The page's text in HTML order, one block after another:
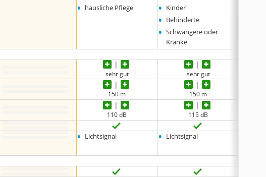
• häusliche Pflege • Kinder
• Behinderte
• Schwangere oder
Kranke
sehr gut sehr gut
150 m 150 m
110 dB 115 dB
• Lichtsignal • Lichtsignal